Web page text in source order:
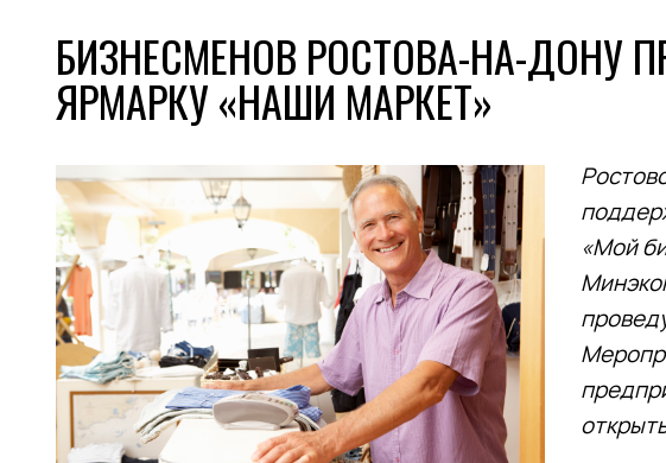
БИЗНЕСМЕНОВ РОСТОВА-НА-ДОНУ
ЯРМАРКУ «НАШИ МАРКЕТ»
«Мой